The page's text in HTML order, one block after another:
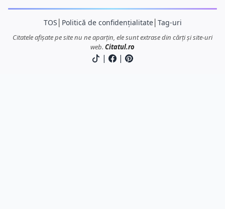
TOS Politică de confidențialitate│ Tag-uri
Citatele afișate pe site nu ne aparțin, ele sunt extrase din cărți și site-uri
web. Citatul.ro
| |